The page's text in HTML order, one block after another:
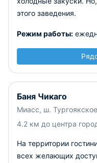
этого заведения.
Режим работы:
Баня Чикаго
Миасс, ш.
4.2 км до центра
На территории
всех желающих